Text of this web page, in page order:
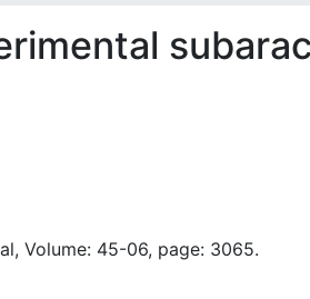
Volume: 45-06, page: 3065.